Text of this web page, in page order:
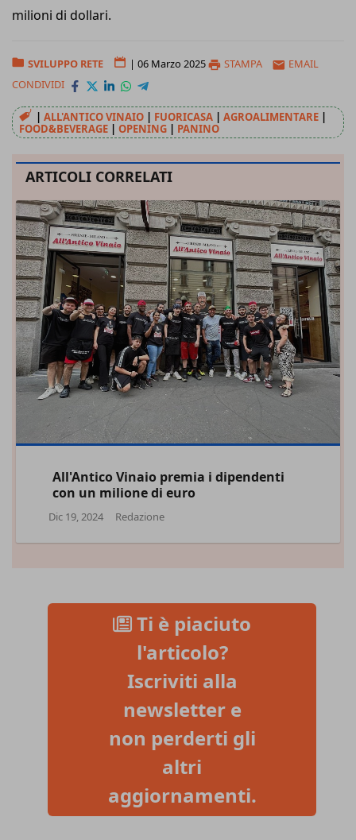
milioni di dollari.
SVILUPPO RETE | 06 Marzo 2025 STAMPA
EMAIL
CONDIVIDI
ALL'ANTICO VINAIO FUORICASA AGROALIMENTARE
FOOD&BEVERAGE
OPENING PANINO
ARTICOLI CORRELATI
All'Antico Vinaio premia i dipendenti
con un milione di euro
Dic 19, 2024 Redazione
Ti è piaciuto
l'articolo?
Iscriviti alla
newsletter e
non perderti gli
altri
aggiornamenti.